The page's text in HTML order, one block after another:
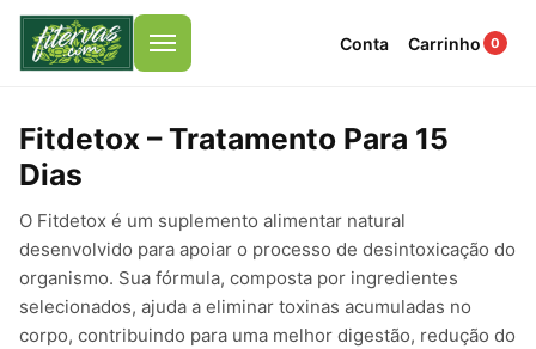
Menu Conta Carrinho 0
Fitdetox – Tratamento Para 15
Dias
O Fitdetox é um suplemento alimentar natural
desenvolvido para apoiar o processo de desintoxicação do
organismo. Sua fórmula, composta por ingredientes
selecionados, ajuda a eliminar toxinas acumuladas no
corpo, contribuindo para uma melhor digestão, redução do